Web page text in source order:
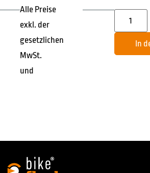
Alle Preise
exkl. der
gesetzlichen
MwSt.
und
In